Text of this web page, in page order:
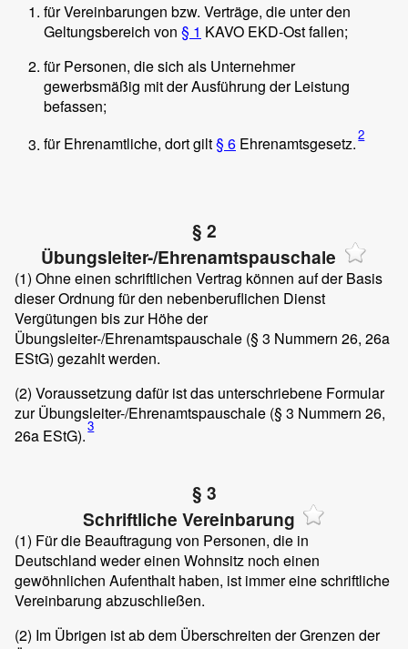
für Vereinbarungen bzw. Verträge, die unter den
Geltungsbereich von § 1 KAVO EKD-Ost fallen;
für Personen, die sich als Unternehmer
gewerbsmäßig mit der Ausführung der Leistung
befassen;
für Ehrenamtliche, dort gilt§ 6 Ehrenamtsgesetz.2
§ 2
Übungsleiter-/Ehrenamtspauschale
(1) Ohne einen schriftlichen Vertrag können auf der Basis
dieser Ordnung für den nebenberuflichen Dienst
Vergütungen bis zur Höhe der
Übungsleiter-/Ehrenamtspauschale (§ 3 Nummern 26, 26a
EStG) gezahlt werden.
(2) Voraussetzung dafür ist das unterschriebene Formular
zur Übungsleiter-/Ehrenamtspauschale (§ 3 Nummern 26,
26a EStG).3
§ 3
Schriftliche Vereinbarung
(1) Für die Beauftragung von Personen, die in
Deutschland weder einen Wohnsitz noch einen
gewöhnlichen Aufenthalt haben, ist immer eine schriftliche
Vereinbarung abzuschließen.
(2) Im Übrigen ist ab dem Überschreiten der Grenzen der